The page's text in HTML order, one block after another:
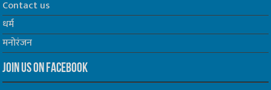
Contact us
धर्म
मनोरंजन
Join us on Facebook